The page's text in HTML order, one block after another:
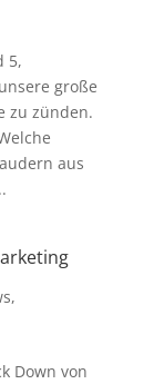
5,
große
zu zünden.
aus
,
Down von